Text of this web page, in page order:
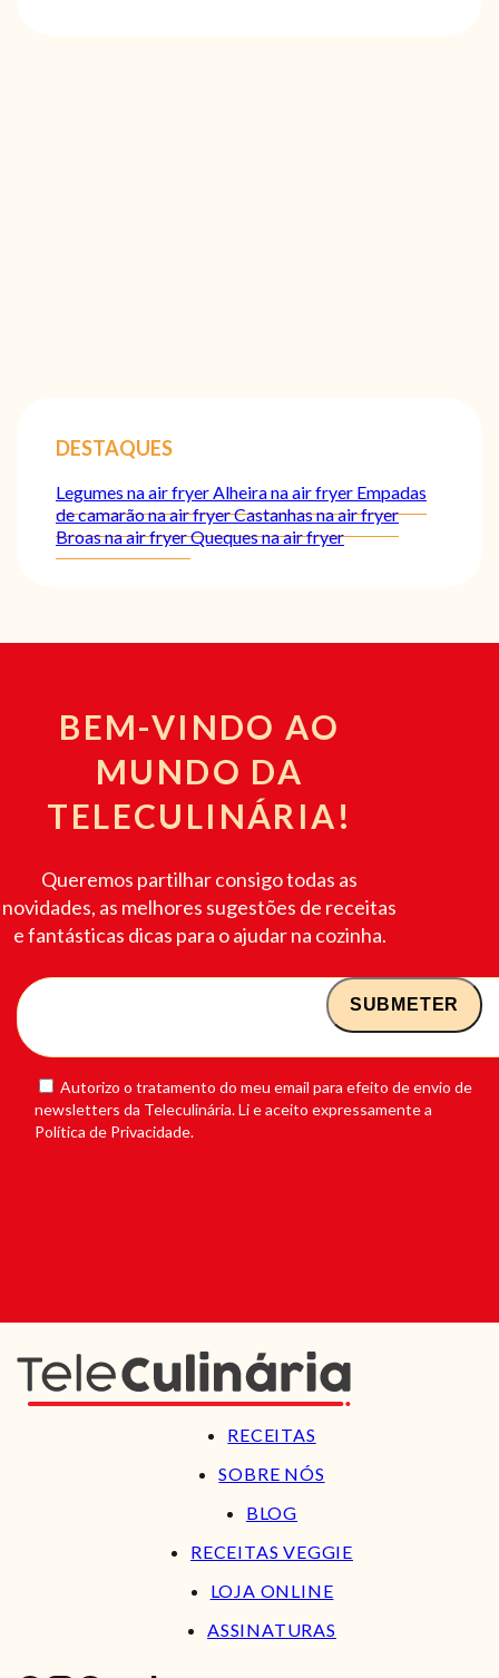
DESTAQUES
Legumes na air fryerAlheira na air fryer Empadas
de camarão na air fryerCastanhas na air fryer
Broas na air fryerQueques na air fryer
BEM-VINDO AO
MUNDO DA
TELECULINÁRIA!
Queremos partilhar consigo todas as
novidades, as melhores sugestões de receitas
e fantásticas dicas para o ajudar na cozinha.
Autorizo o tratamento do meu email para efeito de envio de
newsletters da Teleculinária. Li e aceito expressamente a
Política de Privacidade.
RECEITAS
SOBRE NÓS
BLOG
RECEITAS VEGGIE
LOJA ONLINE
ASSINATURAS